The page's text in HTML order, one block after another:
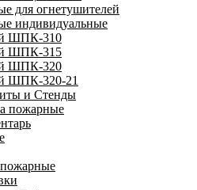
для огнетушителей
индивидуальные
ШПК-310
ШПК-315
ШПК-320
ШПК-320-21
и Стенды
пожарные